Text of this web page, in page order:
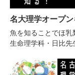
名大理学オープ
魚を知ることでほ乳
生命理学科・日比先